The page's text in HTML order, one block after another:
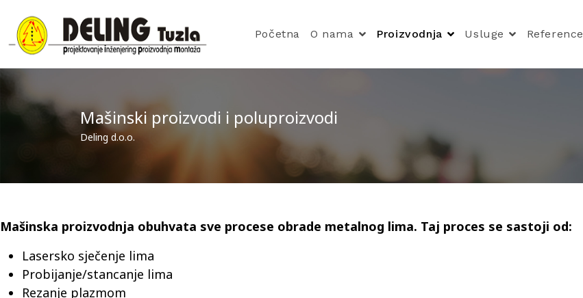
Početna O nama Proizvodnja Usluge Reference
Mašinski proizvodi i poluproizvodi
Deling d.o.o.
Mašinska proizvodnja obuhvata sve procese obrade metalnog lima. Taj proces se sastoji od:
Lasersko sječenje lima
Probijanje/stancanje lima
Rezanje plazmom